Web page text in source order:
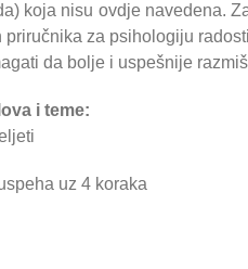
koja nisu ovdje navedena.
za psihologiju
da bolje i uspešnije
i teme:
uz 4 koraka